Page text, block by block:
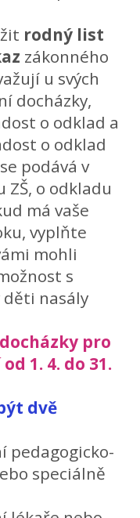
rodný list
zákonného
u svých
docházky,
o odklad a
o odklad
podává v
ZŠ, o odkladu
má vaše
vyplňte
mohli
s
nasály
pro
1. 4. do 31.
dvě
pedagogicko-
speciálně